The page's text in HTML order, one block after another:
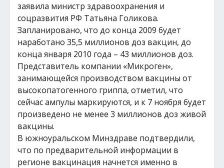
заявила министр здравоохранения и
соцразвития РФ Татьяна Голикова.
Запланировано, что до конца 2009 будет
наработано 35,5 миллионов доз вакцин, до
конца января 2010 года – 43 миллионов доз.
Представитель компании «Микроген»,
занимающейся производством вакцины от
высокопатогенного гриппа, отметил, что
сейчас ампулы маркируются, и к 7 ноября будет
произведено не менее 3 миллионов доз живой
вакцины.
В южноуральском Минздраве подтвердили,
что по предварительной информации в
регионе вакцинация начнется именно в